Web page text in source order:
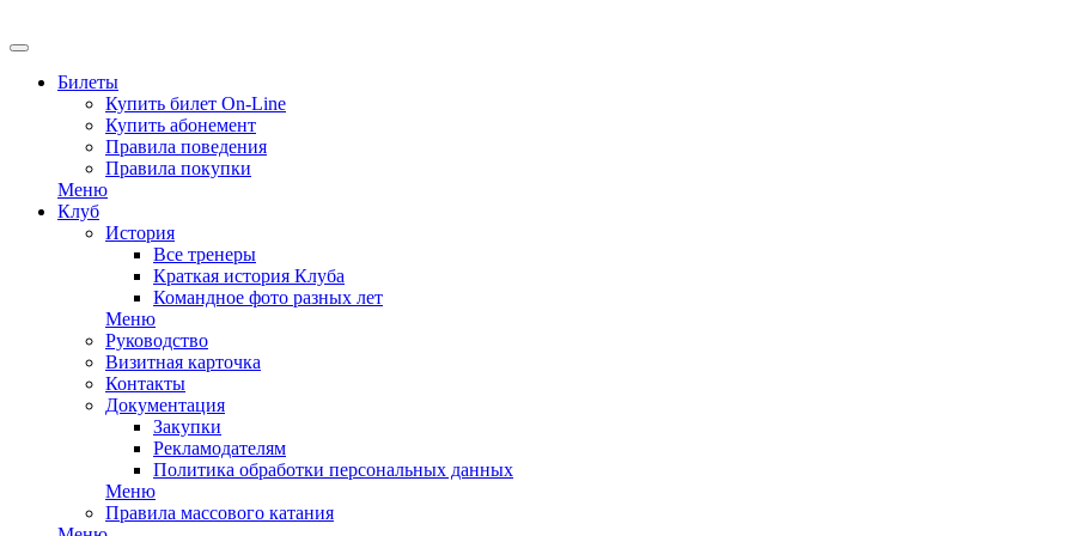
Билеты
Купить билет On-Line
Купить абонемент
Правила поведения
Правила покупки
Меню
Клуб
История
Все тренеры
Краткая история Клуба
Командное фото разных лет
Меню
Руководство
Визитная карточка
Контакты
Документация
Закупки
Рекламодателям
Политика обработки персональных данных
Меню
Правила массового катания